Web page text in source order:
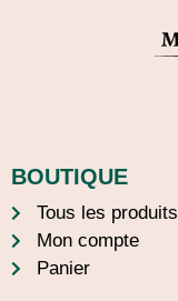
BOUTIQUE
Tous les produits
Mon compte
Panier